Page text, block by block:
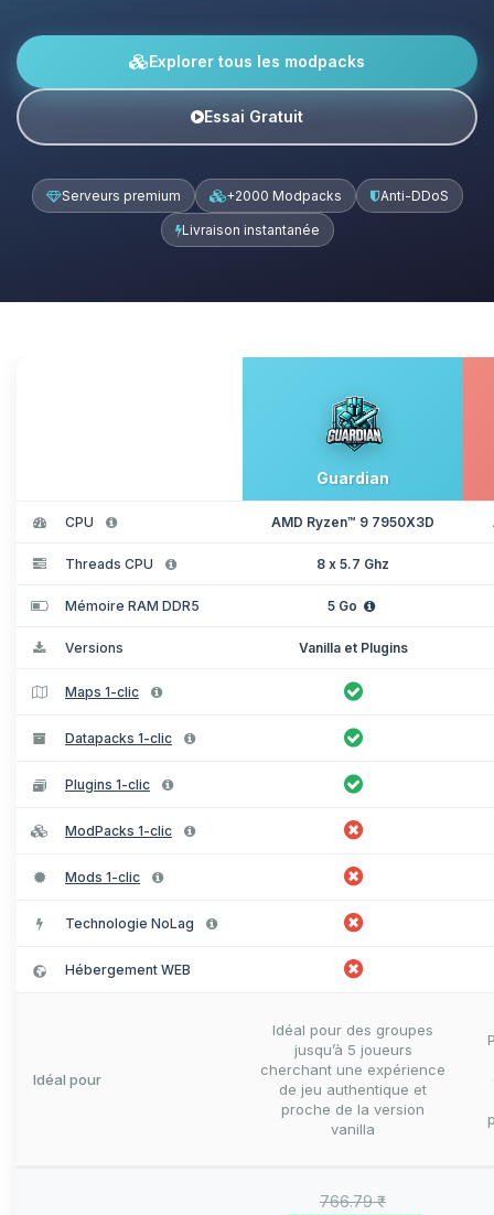
Explorer tous les modpacks
Essai Gratuit
Serveurs premium +2000 Modpacks Anti-DDoS
Livraison instantanée
Guardian
CPU AMD Ryzen™ 9 7950X3D
Threads CPU 8 x 5.7 Ghz
Mémoire RAM DDR5 5 Go
Versions Vanilla et Plugins
Maps 1-clic
Datapacks 1-clic
Plugins 1-clic
ModPacks 1-clic
Mods 1-clic
Technologie NoLag
Hébergement WEB
Idéal pour
Idéal pour des groupes
jusqu’à 5 joueurs
cherchant une expérience
de jeu authentique et
proche de la version
vanilla
766.79 ₹